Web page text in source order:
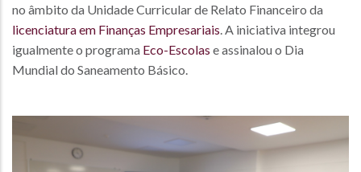
no âmbito da Unidade Curricular de Relato Financeiro da
licenciatura em Finanças Empresariais . A iniciativa integrou
igualmente o programa Eco-Escolas e assinalou o Dia
Mundial do Saneamento Básico.